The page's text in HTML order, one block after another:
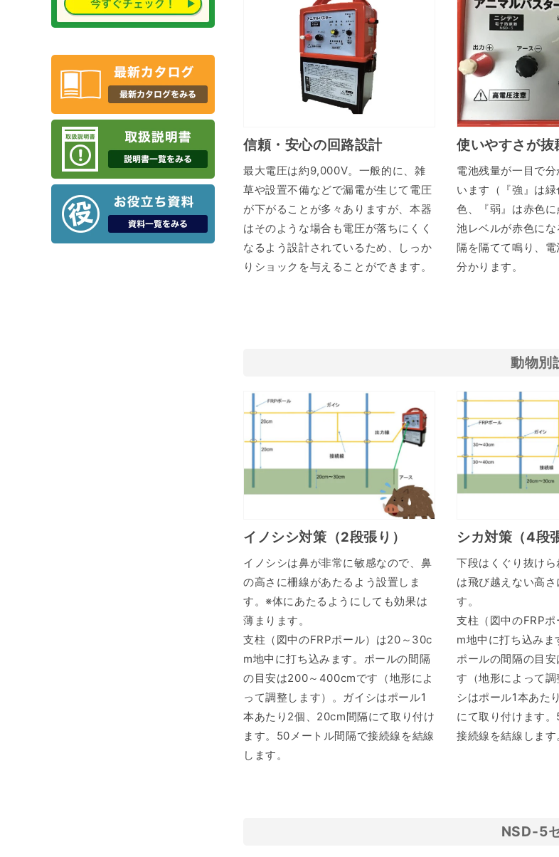
信頼・安心の回路設計
最大電圧は約9,000V。一般的に、雑
草や設置不備などで漏電が生じて電圧
が下がることが多々ありますが、本器
はそのような場合も電圧が落ちにくく
なるよう設計されているため、しっか
りショックを与えることができます。
使いやすさが抜
電池残量が一目で
います（『強』は
色、『弱』は赤色
池レベルが赤色に
隔を隔てて鳴り、
分かります。
動物別
イノシシ対策（2段張り）
イノシシは鼻が非常に敏感なので、鼻
の高さに柵線があたるよう設置しま
す。※体にあたるようにしても効果は
薄まります。
支柱（図中のFRPポール）は20～30c
m地中に打ち込みます。ポールの間隔
の目安は200～400cmです（地形によ
って調整します）。ガイシはポール1
本あたり2個、20cm間隔にて取り付け
ます。50メートル間隔で接続線を結線
します。
シカ対策（4段
下段はくぐり抜け
は飛び越えない高
す。
支柱（図中のFRP
m地中に打ち込みま
ポールの間隔の目
す（地形によって
シはポール1本あた
にて取り付けます
接続線を結線します
NSD-5